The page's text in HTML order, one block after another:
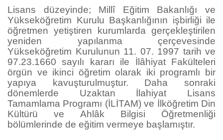
Lisans düzeyinde; Millî Eğitim Bakanlığı ve
Yükseköğretim Kurulu Başkanlığının işbirliği ile
öğretmen yetiştiren kurumlarda gerçekleştirilen
yeniden yapılanma çerçevesinde
Yükseköğretim Kurulunun 11. 07. 1997 tarih ve
97.23.1660 sayılı kararı ile İlâhiyat Fakülteleri
örgün ve ikinci öğretim olarak iki programlı bir
yapıya kavuşturulmuştur. Daha sonraki
dönemlerde Uzaktan İlahiyat Lisans
Tamamlama Programı (İLİTAM) ve İlköğretim Din
Kültürü ve Ahlâk Bilgisi Öğretmenliği
bölümlerinde de eğitim vermeye başlamıştır.